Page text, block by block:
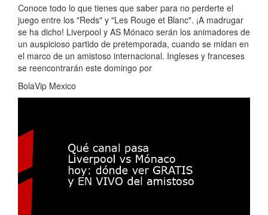
Conoce todo lo que tienes que saber para no perderte el
juego entre los "Reds" y "Les Rouge et Blanc". ¡A madrugar
se ha dicho! Liverpool y AS Mónaco serán los animadores de
un auspicioso partido de pretemporada, cuando se midan en
el marco de un amistoso internacional. Ingleses y franceses
se reencontrarán este domingo por
BolaVip Mexico